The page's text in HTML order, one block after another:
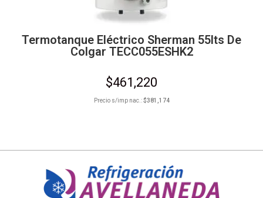
Termotanque Eléctrico Sherman 55lts De
Colgar TECC055ESHK2
$461,220
Precio s/imp nac.:$381,174